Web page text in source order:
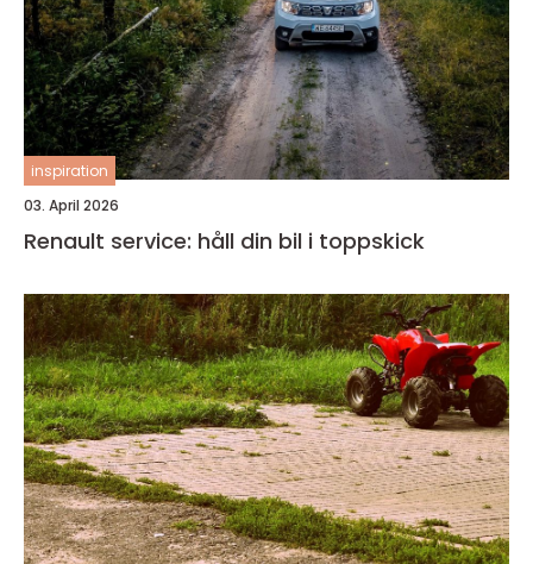
inspiration
03. April 2026
Renault service: håll din bil i toppskick